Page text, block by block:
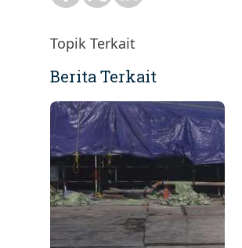
Topik Terkait
Berita Terkait